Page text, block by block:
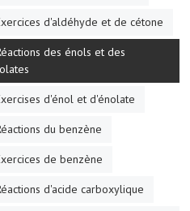
d'aldéhyde et de cétone
des énols et des
d'énol et d'énolate
du benzène
de benzène
d'acide carboxylique